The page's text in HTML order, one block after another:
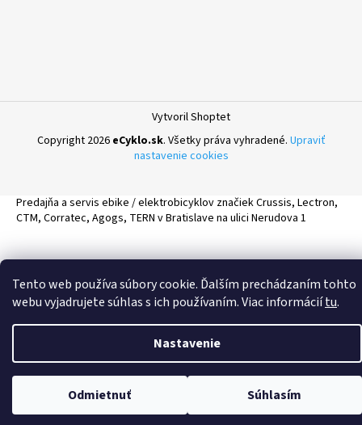
Tento web používa súbory cookie. Ďalším prechádzaním tohto
webu vyjadrujete súhlas s ich používaním. Viac informáciítu.
Nastavenie
Odmietnuť Súhlasím
Vytvoril Shoptet
Copyright 2026 eCyklo.sk. Všetky práva vyhradené. Upraviť
nastavenie cookies
Predajňa a servis ebike / elektrobicyklov značiek Crussis, Lectron,
CTM, Corratec, Agogs, TERN v Bratislave na ulici Nerudova 1